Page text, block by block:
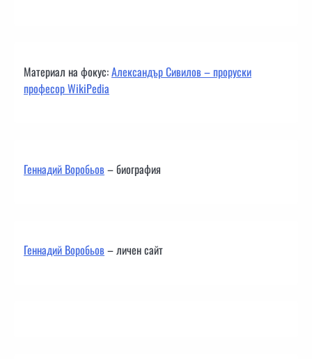
Материал на фокус:Александър Сивилов – проруски
професор WikiPedia
Геннадий Воробьов– биография
Геннадий Воробьов– личен сайт